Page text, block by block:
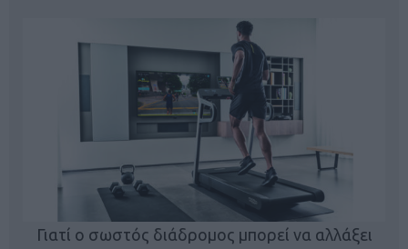
Γιατί ο σωστός διάδρομος μπορεί να αλλάξει